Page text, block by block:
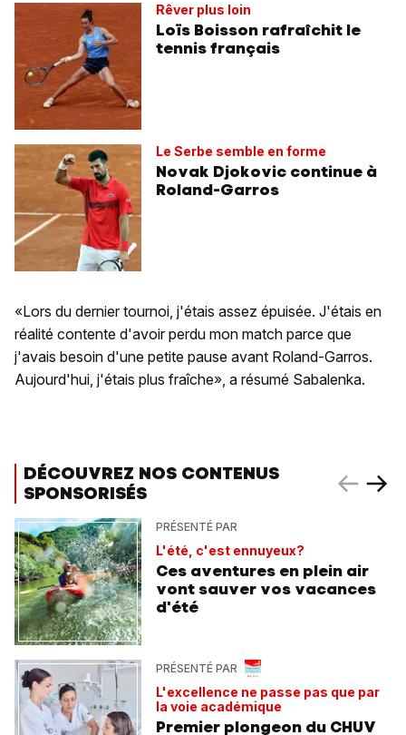
Rêver plus loin
Loïs Boisson rafraîchit le
tennis français
Le Serbe semble en forme
Novak Djokovic continue à
Roland-Garros
«Lors du dernier tournoi, j'étais assez épuisée. J'étais en
réalité contente d'avoir perdu mon match parce que
j'avais besoin d'une petite pause avant Roland-Garros.
Aujourd'hui, j'étais plus fraîche», a résumé Sabalenka.
DÉCOUVREZ NOS CONTENUS
SPONSORISÉS
PRÉSENTÉ PAR
L'été, c'est ennuyeux?
Ces aventures en plein air
vont sauver vos vacances
d'été
PRÉSENTÉ PAR
L'excellence ne passe pas que par
la voie académique
Premier plongeon du CHUV